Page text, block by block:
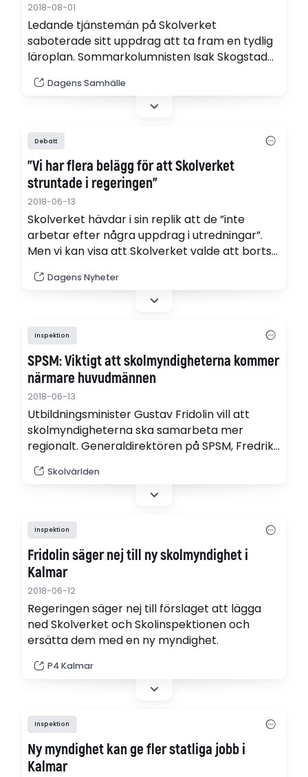
2018-08-01
Ledande tjänstemän på Skolverket
saboterade sitt uppdrag att ta fram en tydlig
läroplan. Sommarkolumnisten Isak Skogstad
Dagens Samhälle
Debatt
”Vi har flera belägg för att Skolverket
struntade i regeringen”
2018-06-13
Skolverket hävdar i sin replik att de ”inte
arbetar efter några uppdrag i utredningar”.
Men vi kan visa att Skolverket valde att bortse
och omtolkade det, skriver Per Kornhall och
Isak Skogstad i en slutreplik.
Dagens Nyheter
Inspektion
SPSM: Viktigt att skolmyndigheterna kommer
närmare huvudmännen
2018-06-13
Utbildningsminister Gustav Fridolin vill att
skolmyndigheterna ska samarbeta mer
regionalt. Generaldirektören på SPSM, Fredrik
Skolvärlden
Inspektion
Fridolin säger nej till ny skolmyndighet i
Kalmar
2018-06-12
Regeringen säger nej till förslaget att lägga
ned Skolverket och Skolinspektionen och
ersätta dem med en ny myndighet.
P4 Kalmar
Inspektion
Ny myndighet kan ge fler statliga jobb i
Kalmar